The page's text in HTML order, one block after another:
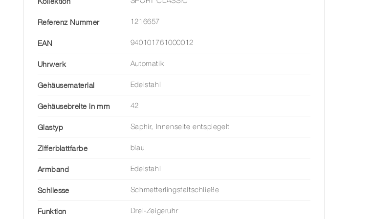
Referenz Nummer 1216657
EAN 940101761000012
Uhrwerk Automatik
Gehäusematerial Edelstahl
Gehäusebreite in mm 42
Glastyp Saphir, Innenseite entspiegelt
Zifferblattfarbe blau
Armband Edelstahl
Schliesse Schmetterlingsfaltschließe
Funktion Drei-Zeigeruhr